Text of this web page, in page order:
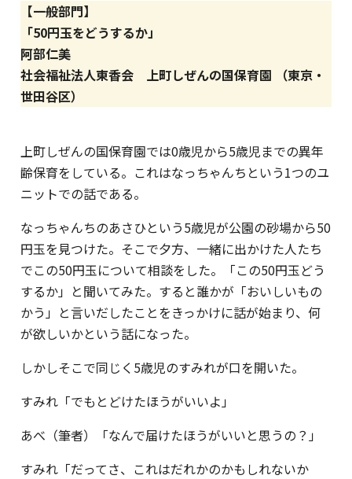
【一般部門】
「50円玉をどうするか」
阿部仁美
社会福祉法人東香会 上町しぜんの国保育園 （東京・
世田谷区）
上町しぜんの国保育園では0歳児から5歳児までの異年
齢保育をしている。これはなっちゃんちという1つのユ
ニットでの話である。
なっちゃんちのあさひという5歳児が公園の砂場から50
円玉を見つけた。そこで夕方、一緒に出かけた人たち
でこの50円玉について相談をした。「この50円玉どう
するか」と聞いてみた。すると誰かが「おいしいもの
かう」と言いだしたことをきっかけに話が始まり、何
が欲しいかという話になった。
しかしそこで同じく5歳児のすみれが口を開いた。
すみれ「でもとどけたほうがいいよ」
あべ（筆者）「なんで届けたほうがいいと思うの？」
すみれ「だってさ、これはだれかのかもしれないか